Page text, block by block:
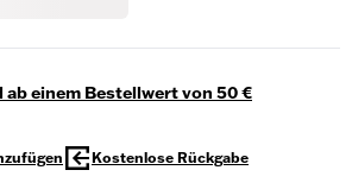
einem Bestellwert von 50 €
Kostenlose Rückgabe